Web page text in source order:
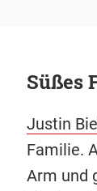
Süßes
Justin
Familie.
Arm und